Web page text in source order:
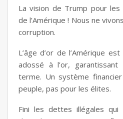
La vision de Trump pour les
de l’Amérique ! Nous ne
corruption.
L’âge d’or de l’Amérique
adossé à l’or,
terme. Un système
peuple, pas pour les élites.
Fini les dettes illégales qui